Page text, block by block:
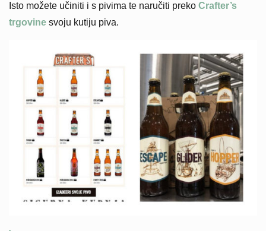
Isto možete učiniti i s pivima te naručiti preko Crafter’s
trgovine svoju kutiju piva.